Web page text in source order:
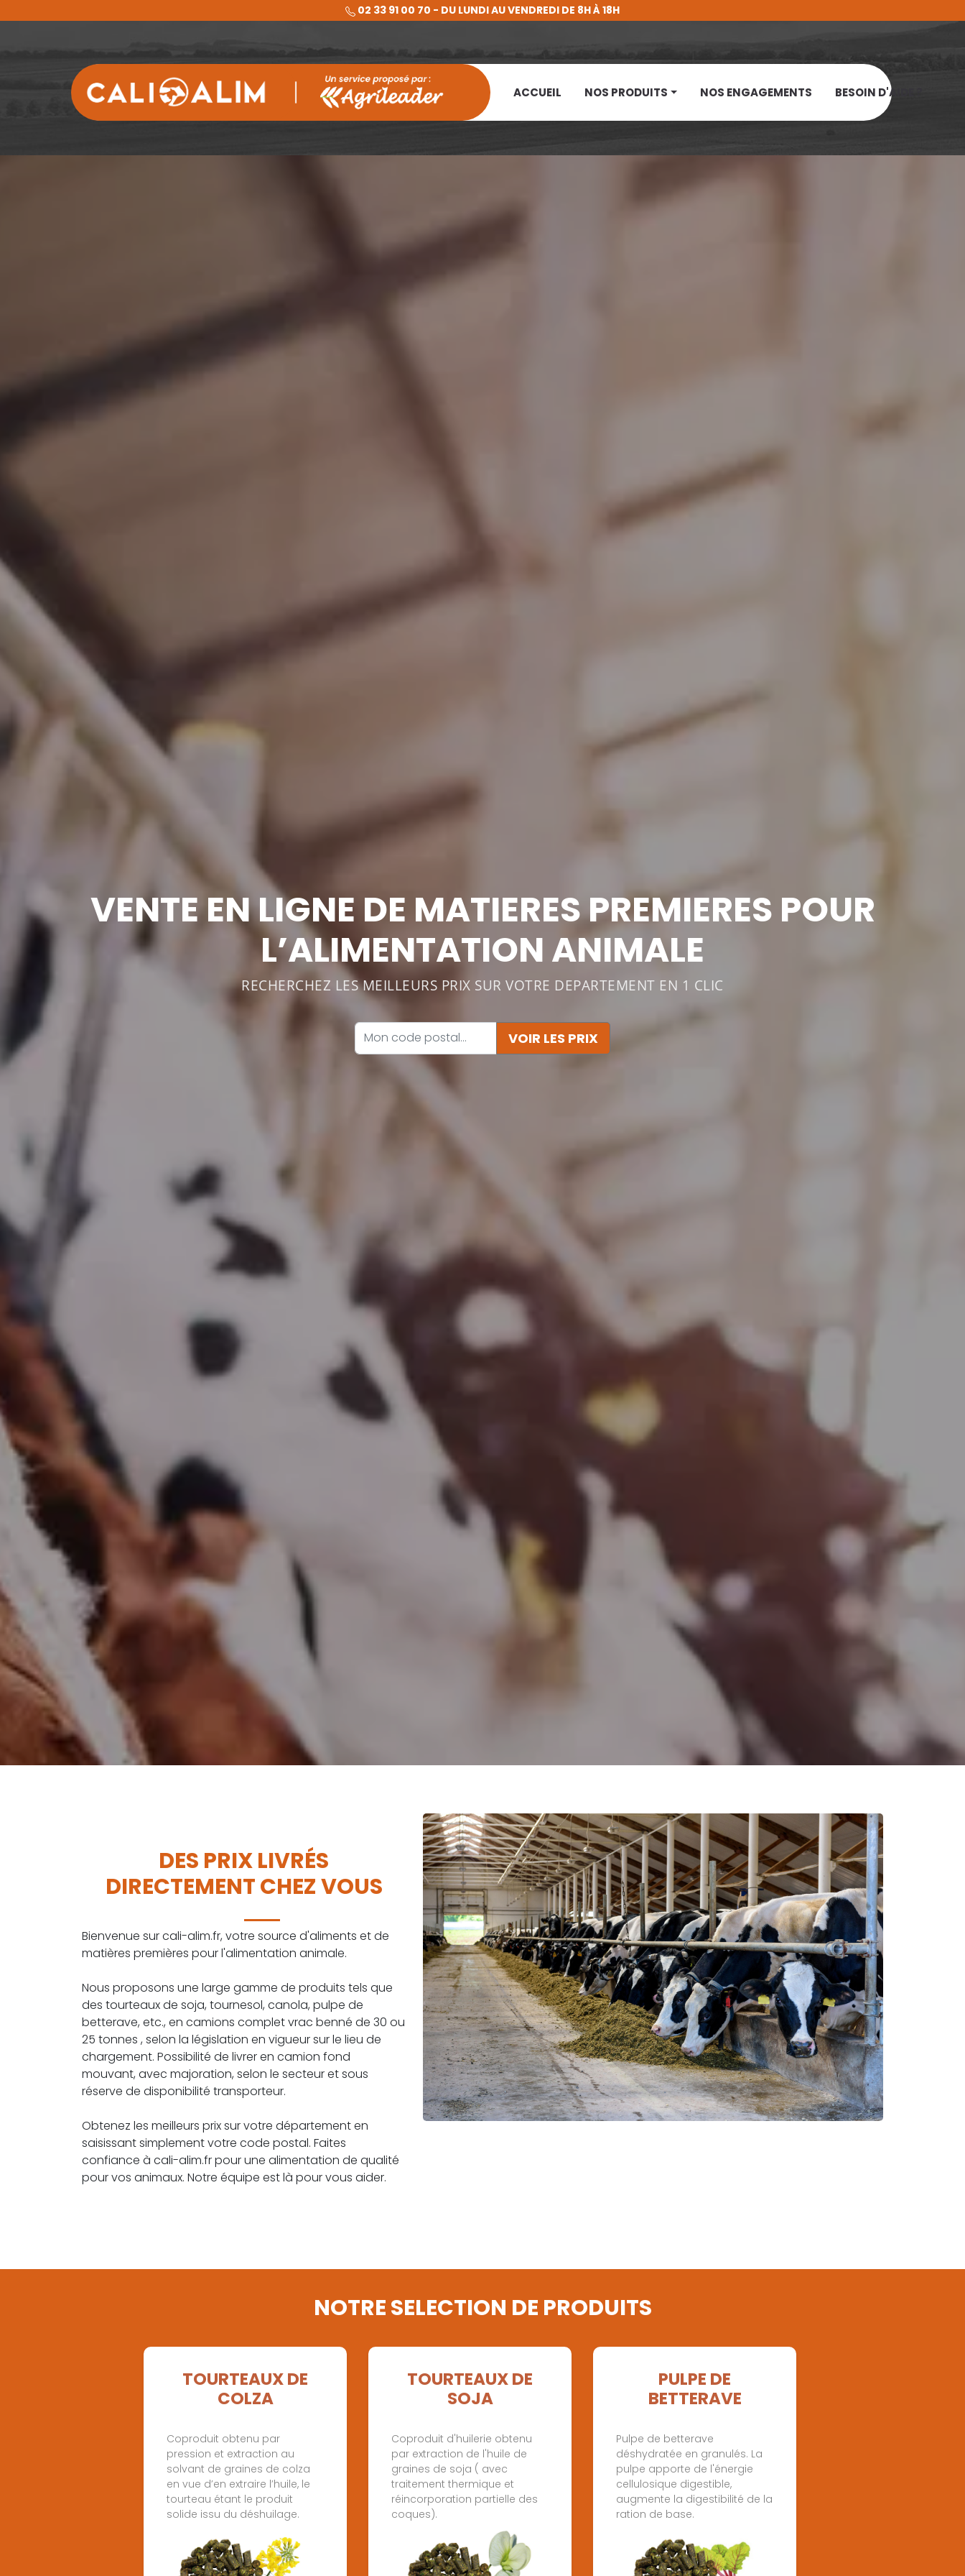
02 33 91 00 70 - DU LUNDI AU VENDREDI DE 8H À 18H
ACCUEIL NOS PRODUITS NOS ENGAGEMENTS BESOIN D'AIDE ?
VENTE EN LIGNE DE MATIERES PREMIERES POUR
L’ALIMENTATION ANIMALE
RECHERCHEZ LES MEILLEURS PRIX SUR VOTRE DEPARTEMENT EN 1 CLIC
VOIR LES PRIX
DES PRIX LIVRÉS
DIRECTEMENT CHEZ VOUS
Bienvenue sur cali-alim.fr, votre source d'aliments et de
matières premières pour l'alimentation animale.
Nous proposons une large gamme de produits tels que
des tourteaux de soja, tournesol, canola, pulpe de
betterave, etc., en camions complet vrac benné de 30 ou
25 tonnes , selon la législation en vigueur sur le lieu de
chargement. Possibilité de livrer en camion fond
mouvant, avec majoration, selon le secteur et sous
réserve de disponibilité transporteur.
Obtenez les meilleurs prix sur votre département en
saisissant simplement votre code postal. Faites
confiance à cali-alim.fr pour une alimentation de qualité
pour vos animaux. Notre équipe est là pour vous aider.
NOTRE SELECTION DE PRODUITS
TOURTEAUX DE
COLZA
Coproduit obtenu par
pression et extraction au
solvant de graines de colza
en vue d’en extraire l’huile, le
tourteau étant le produit
solide issu du déshuilage.
TOURTEAUX DE
SOJA
Coproduit d'huilerie obtenu
par extraction de l'huile de
graines de soja ( avec
traitement thermique et
réincorporation partielle des
coques).
PULPE DE
BETTERAVE
Pulpe de betterave
déshydratée en granulés. La
pulpe apporte de l'énergie
cellulosique digestible,
augmente la digestibilité de la
ration de base.